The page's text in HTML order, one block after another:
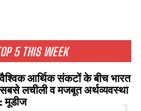
5 THIS WEEK
वैश्विक आर्थिक संकटों के बीच भारत
सबसे लचीली व मजबूत अर्थव्यवस्था
: मूडीज